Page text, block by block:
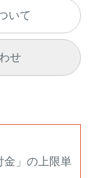
いて
せ
」の上限単